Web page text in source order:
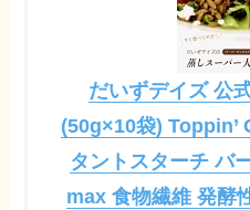
だいずデイズ 公
(50g×10袋) Toppin’
タントスターチ バ
max 食物繊維 発酵